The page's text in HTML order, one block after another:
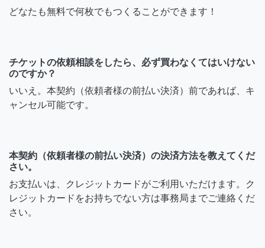
どなたも無料で何枚でもつくることができます！
チケットの依頼相談をしたら、必ず買わなくてはいけない
のですか？
いいえ。本契約（依頼者様の前払い決済）前であれば、キ
ャンセル可能です。
本契約（依頼者様の前払い決済）の決済方法を教えてくだ
さい。
お支払いは、クレジットカードがご利用いただけます。ク
レジットカードをお持ちでない方は事務局までご連絡くだ
さい。